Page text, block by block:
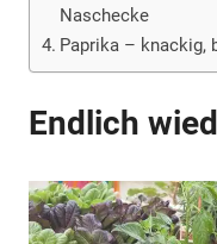
Naschecke
Paprika – knackig,
Endlich